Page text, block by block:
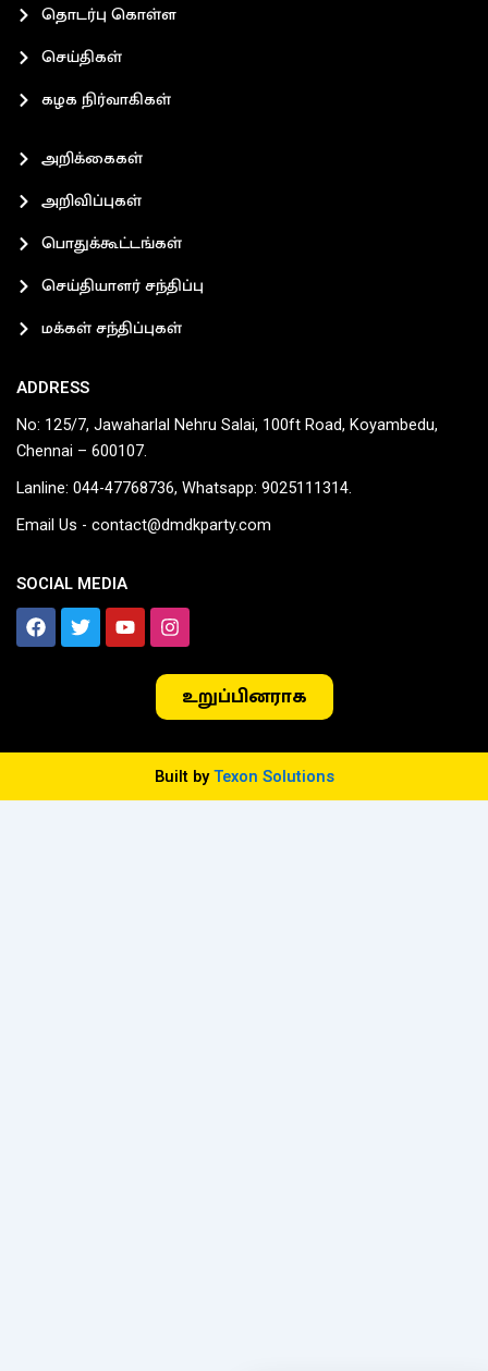
தொடர்பு கொள்ள
செய்திகள்
கழக நிர்வாகிகள்
அறிக்கைகள்
அறிவிப்புகள்
பொதுக்கூட்டங்கள்
செய்தியாளர் சந்திப்பு
மக்கள் சந்திப்புகள்
ADDRESS
No: 125/7, Jawaharlal Nehru Salai, 100ft Road, Koyambedu,
Chennai – 600107.
Lanline: 044-47768736, Whatsapp: 9025111314.
Email Us - contact@dmdkparty.com
SOCIAL MEDIA
F
a
k
T
w
Y
o
I
n
t
a
m
உறுப்பினராக
Built byTexon Solutions